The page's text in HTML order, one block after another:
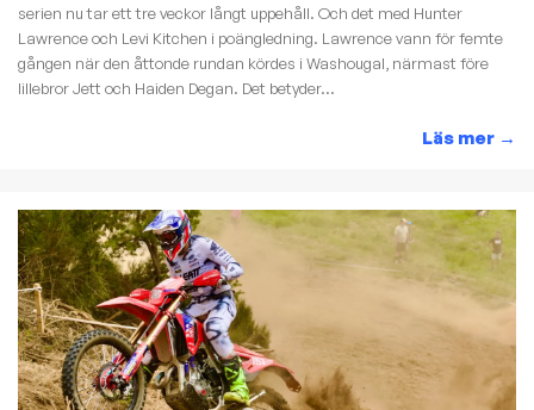
serien nu tar ett tre veckor långt uppehåll. Och det med Hunter
Lawrence och Levi Kitchen i poängledning. Lawrence vann för femte
gången när den åttonde rundan kördes i Washougal, närmast före
lillebror Jett och Haiden Degan. Det betyder...
Läs mer →